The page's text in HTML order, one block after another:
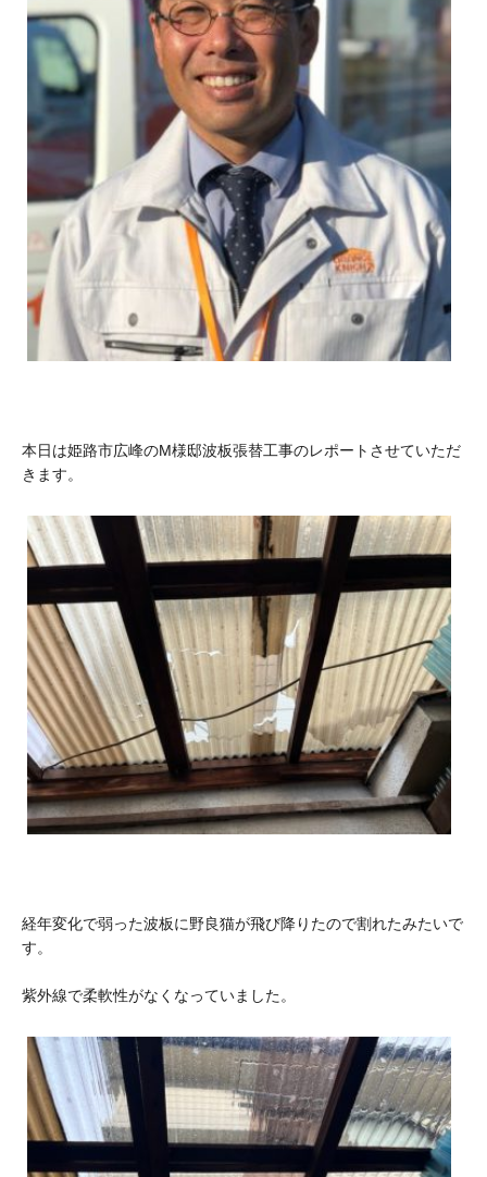
本日は姫路市広峰のM様邸波板張替工事のレポートさせていただ
きます。
経年変化で弱った波板に野良猫が飛び降りたので割れたみたいで
す。
紫外線で柔軟性がなくなっていました。